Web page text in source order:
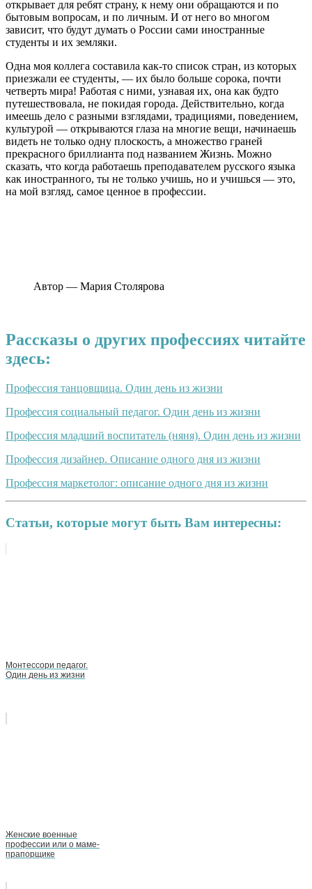
открывает для ребят страну, к нему они обращаются и по
бытовым вопросам, и по личным. И от него во многом
зависит, что будут думать о России сами иностранные
студенты и их земляки.
Одна моя коллега составила как-то список стран, из которых
приезжали ее студенты, — их было больше сорока, почти
четверть мира! Работая с ними, узнавая их, она как будто
путешествовала, не покидая города. Действительно, когда
имеешь дело с разными взглядами, традициями, поведением,
культурой — открываются глаза на многие вещи, начинаешь
видеть не только одну плоскость, а множество граней
прекрасного бриллианта под названием Жизнь. Можно
сказать, что когда работаешь преподавателем русского языка
как иностранного, ты не только учишь, но и учишься — это,
на мой взгляд, самое ценное в профессии.
Автор — Мария Столярова
Рассказы о других профессиях читайте
здесь:
Профессия танцовщица. Один день из жизни
Профессия социальный педагог. Один день из жизни
Профессия младший воспитатель (няня). Один день из жизни
Профессия дизайнер. Описание одного дня из жизни
Профессия маркетолог: описание одного дня из жизни
Статьи, которые могут быть Вам интересны:
Монтессори педагог.
Один день из жизни
Женские военные
профессии или о маме-
прапорщике